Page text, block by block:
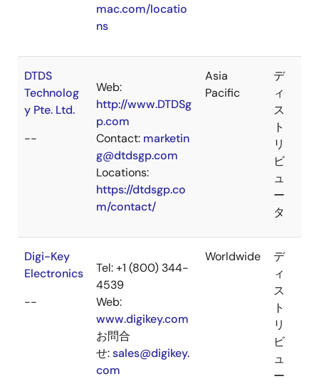
mac.com/locatio
ns
DTDS
Technolog
y Pte. Ltd.
--
Web:
http://www.DTDSg
p.com
Contact: marketin
g@dtdsgp.com
Locations:
https://dtdsgp.co
m/contact/
Asia
Pacific
デ
ィ
ス
ト
リ
ビ
ュ
ー
タ
Digi-Key
Electronics
--
Tel: +1 (800) 344-
4539
Web:
www.digikey.com
お問合
せ:sales@digikey.
com
Worldwide
デ
ィ
ス
ト
リ
ビ
ュ
ー